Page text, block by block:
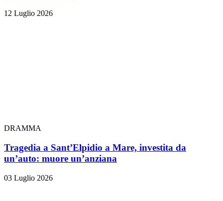
12 Luglio 2026
DRAMMA
Tragedia a Sant’Elpidio a Mare, investita da
un’auto: muore un’anziana
03 Luglio 2026